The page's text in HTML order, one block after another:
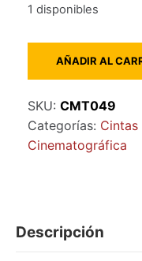
1 disponibles
Fucsia
Fluorescente
1
cantidad
AÑADIR AL
SKU: CMT049
Categorías: Cintas
Cinematográfica
Descripción